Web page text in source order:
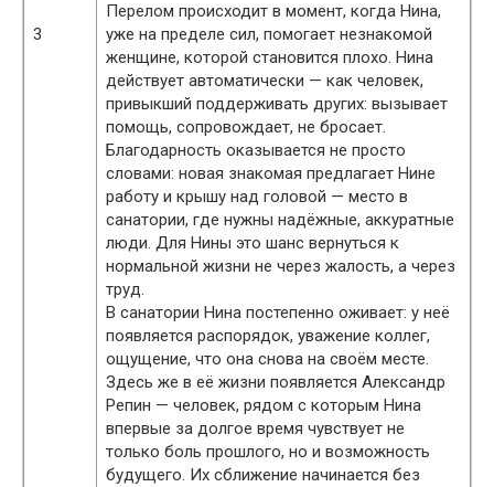
3
Перелом происходит в момент, когда Нина,
уже на пределе сил, помогает незнакомой
женщине, которой становится плохо. Нина
действует автоматически — как человек,
привыкший поддерживать других: вызывает
помощь, сопровождает, не бросает.
Благодарность оказывается не просто
словами: новая знакомая предлагает Нине
работу и крышу над головой — место в
санатории, где нужны надёжные, аккуратные
люди. Для Нины это шанс вернуться к
нормальной жизни не через жалость, а через
труд.
В санатории Нина постепенно оживает: у неё
появляется распорядок, уважение коллег,
ощущение, что она снова на своём месте.
Здесь же в её жизни появляется Александр
Репин — человек, рядом с которым Нина
впервые за долгое время чувствует не
только боль прошлого, но и возможность
будущего. Их сближение начинается без